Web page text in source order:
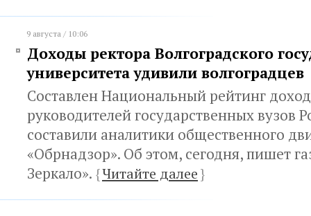
9 августа / 10:06
Доходы ректора Волгоградского
университета удивили волгоградцев
Cоставлен Национальный рейтинг
руководителей государственных вузов
составили аналитики общественного
«Обрнадзор». Об этом, сегодня, пишет
Зеркало». {Читайте далее}